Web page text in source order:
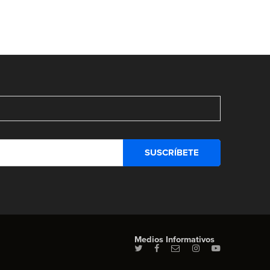
Medios Informativos